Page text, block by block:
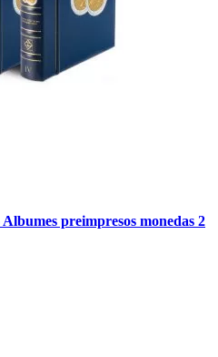
preimpresos monedas 2